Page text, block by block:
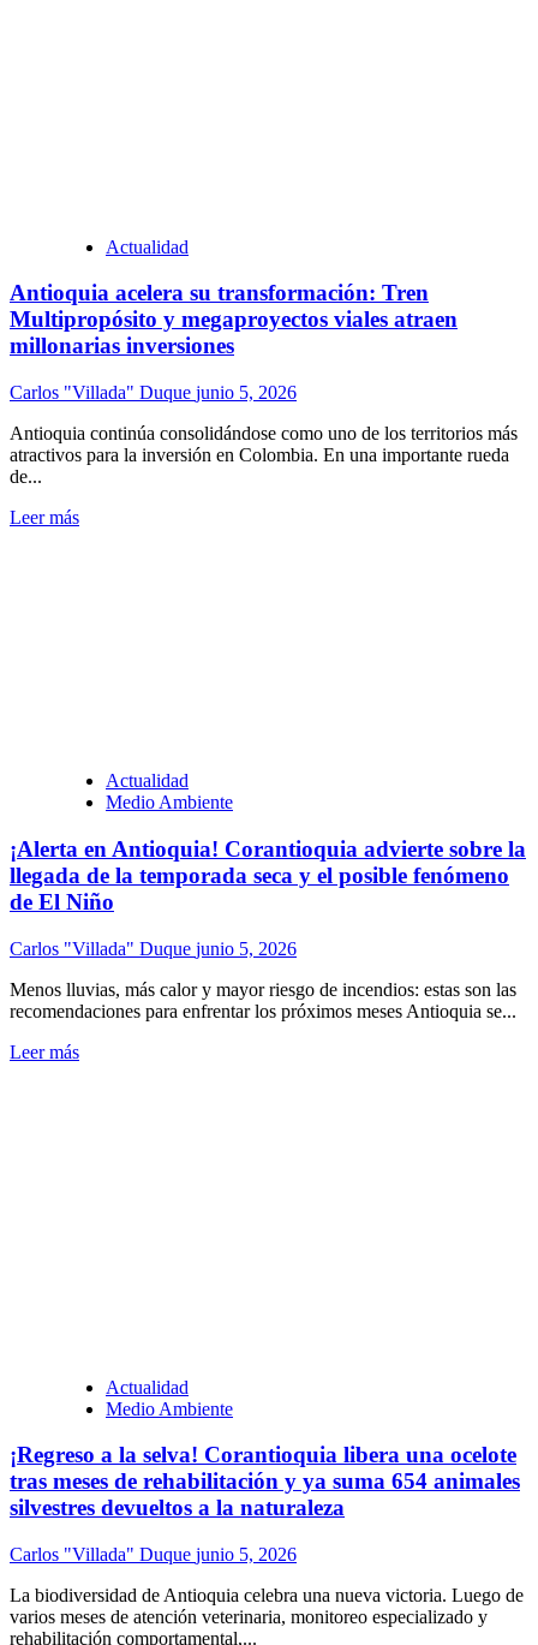
Actualidad
Antioquia acelera su transformación: Tren
Multipropósito y megaproyectos viales atraen
millonarias inversiones
Carlos "Villada" Duque junio 5, 2026
Antioquia continúa consolidándose como uno de los territorios más
atractivos para la inversión en Colombia. En una importante rueda
de...
Leer más
Actualidad
Medio Ambiente
¡Alerta en Antioquia! Corantioquia advierte sobre la
llegada de la temporada seca y el posible fenómeno
de El Niño
Carlos "Villada" Duque junio 5, 2026
Menos lluvias, más calor y mayor riesgo de incendios: estas son las
recomendaciones para enfrentar los próximos meses Antioquia se...
Leer más
Actualidad
Medio Ambiente
¡Regreso a la selva! Corantioquia libera una ocelote
tras meses de rehabilitación y ya suma 654 animales
silvestres devueltos a la naturaleza
Carlos "Villada" Duque junio 5, 2026
La biodiversidad de Antioquia celebra una nueva victoria. Luego de
varios meses de atención veterinaria, monitoreo especializado y
rehabilitación comportamental,...